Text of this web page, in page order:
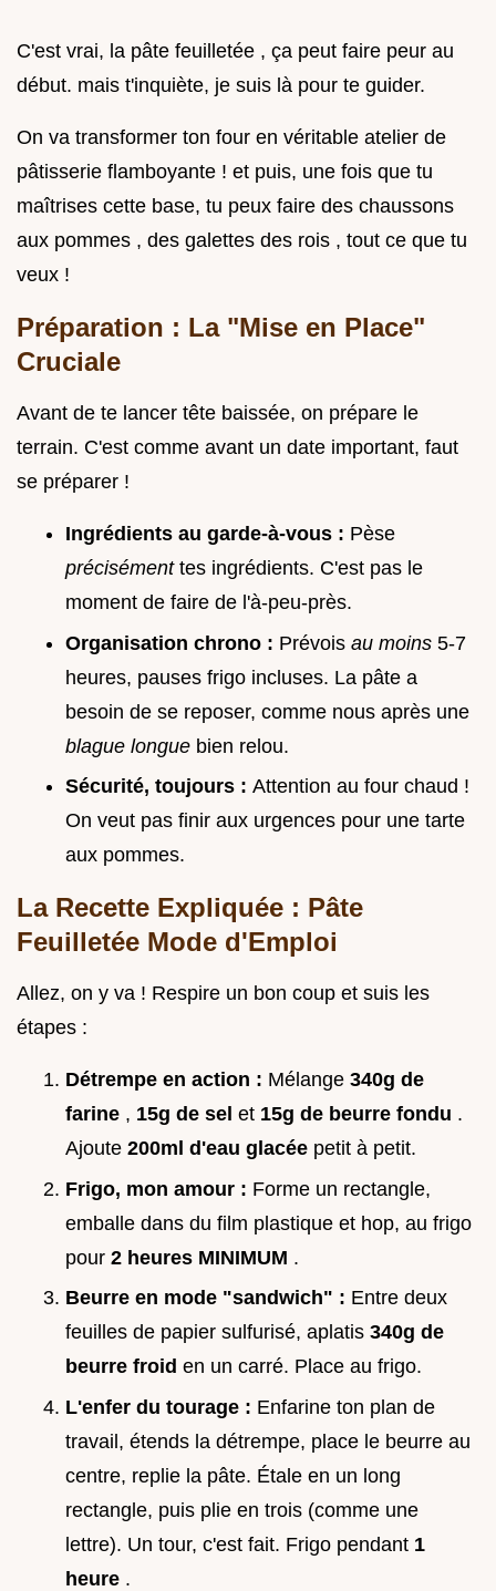
C'est vrai, la pâte feuilletée , ça peut faire peur au
début. mais t'inquiète, je suis là pour te guider.
On va transformer ton four en véritable atelier de
pâtisserie flamboyante ! et puis, une fois que tu
maîtrises cette base, tu peux faire des chaussons
aux pommes , des galettes des rois , tout ce que tu
veux !
Préparation : La "Mise en Place"
Cruciale
Avant de te lancer tête baissée, on prépare le
terrain. C'est comme avant un date important, faut
se préparer !
Ingrédients au garde-à-vous : Pèse
précisément tes ingrédients. C'est pas le
moment de faire de l'à-peu-près.
Organisation chrono : Prévois au moins 5-7
heures, pauses frigo incluses. La pâte a
besoin de se reposer, comme nous après une
blague longue bien relou.
Sécurité, toujours : Attention au four chaud !
On veut pas finir aux urgences pour une tarte
aux pommes.
La Recette Expliquée : Pâte
Feuilletée Mode d'Emploi
Allez, on y va ! Respire un bon coup et suis les
étapes :
Détrempe en action : Mélange 340g de
farine , 15g de sel et 15g de beurre fondu .
Ajoute 200ml d'eau glacée petit à petit.
Frigo, mon amour : Forme un rectangle,
emballe dans du film plastique et hop, au frigo
pour 2 heures MINIMUM .
Beurre en mode "sandwich" : Entre deux
feuilles de papier sulfurisé, aplatis 340g de
beurre froid en un carré. Place au frigo.
L'enfer du tourage : Enfarine ton plan de
travail, étends la détrempe, place le beurre au
centre, replie la pâte. Étale en un long
rectangle, puis plie en trois (comme une
lettre). Un tour, c'est fait. Frigo pendant 1
heure .